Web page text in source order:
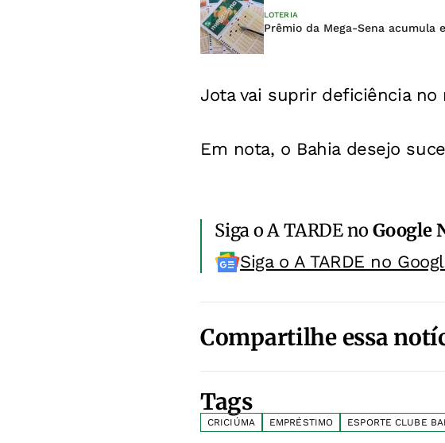
LOTERIA
Prêmio da Mega-Sena acumula
Jota vai suprir deficiência
Em nota, o Bahia desejo
Siga o A TARDE noGoogle
Siga o A TARDE no
Compartilhe essa
Tags
CRICIÚMA EMPRÉSTIMO ESPORTE CLUBE